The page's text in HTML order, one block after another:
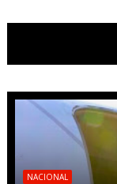
NACIONAL